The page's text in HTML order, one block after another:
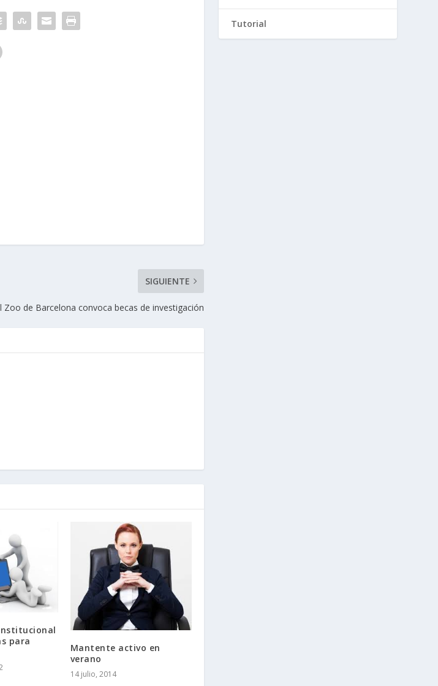
SIGUIENTE
Zoo de Barcelona convoca becas de investigación
para
Mantente activo en
verano
14 julio, 2014
Tutorial